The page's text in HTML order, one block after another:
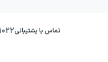
تماس با پشتیبانی